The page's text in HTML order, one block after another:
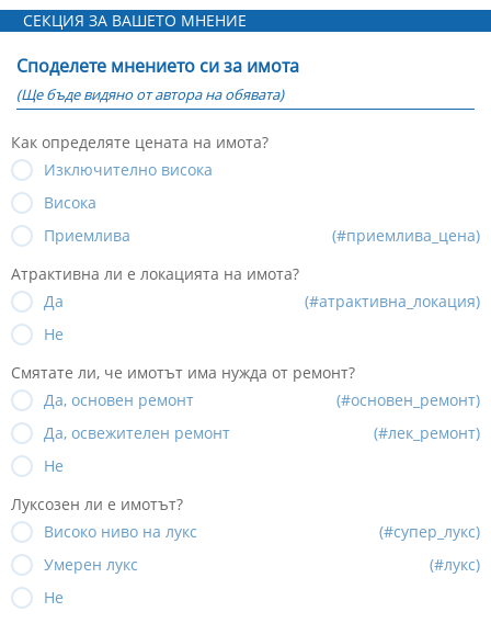
СЕКЦИЯ ЗА ВАШЕТО МНЕНИЕ
Споделете мнението си за имота
(Ще бъде видяно от автора на обявата)
Как определяте цената на имота?
Изключително висока
Висока
Приемлива
(#приемлива_цена)
Атрактивна ли е локацията на имота?
Да
(#атрактивна_локация)
Не
Смятате ли, че имотът има нужда от ремонт?
Да, основен ремонт
(#основен_ремонт)
Да, освежителен ремонт
(#лек_ремонт)
Не
Луксозен ли е имотът?
Високо ниво на лукс
(#супер_лукс)
Умерен лукс
(#лукс)
Не